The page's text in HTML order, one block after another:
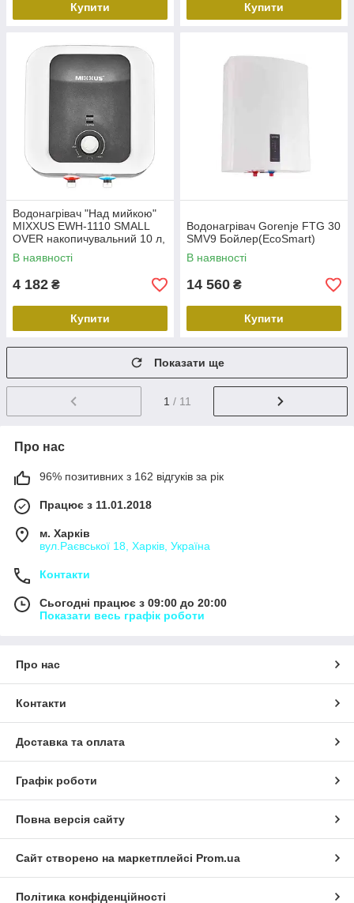
Купити Купити
Водонагрівач "Над мийкою"
MIXXUS EWH-1110 SMALL
OVER накопичувальний 10 л,
мокрий тен 1,5 kW (WH0606)
В наявності
4 182 ₴
Купити
Водонагрівач Gorenje FTG 30
SMV9 Бойлер(EcoSmart)
В наявності
14 560 ₴
Купити
Показати ще
1 / 11
Про нас
96% позитивних з 162 відгуків за рік
Працює з 11.01.2018
м. Харків
вул.Раєвської 18, Харків, Україна
Контакти
Сьогодні працює з 09:00 до 20:00
Показати весь графік роботи
Про нас
Контакти
Доставка та оплата
Графік роботи
Повна версія сайту
Сайт створено на маркетплейсі Prom.ua
Політика конфіденційності